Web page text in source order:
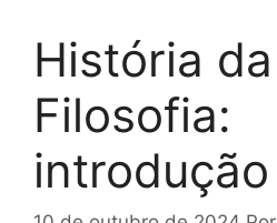
História da
Filosofia:
introdução